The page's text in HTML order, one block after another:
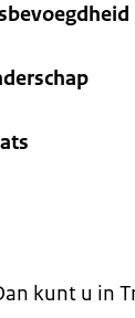
kunt u in